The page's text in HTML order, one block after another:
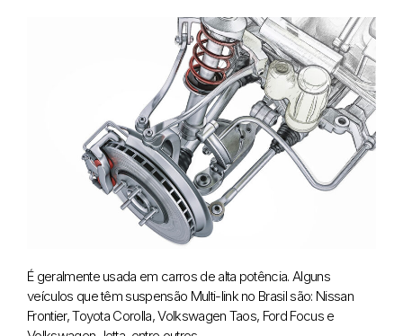
É geralmente usada em carros de alta potência. Alguns
veículos que têm suspensão Multi-link no Brasil são: Nissan
Frontier, Toyota Corolla, Volkswagen Taos, Ford Focus e